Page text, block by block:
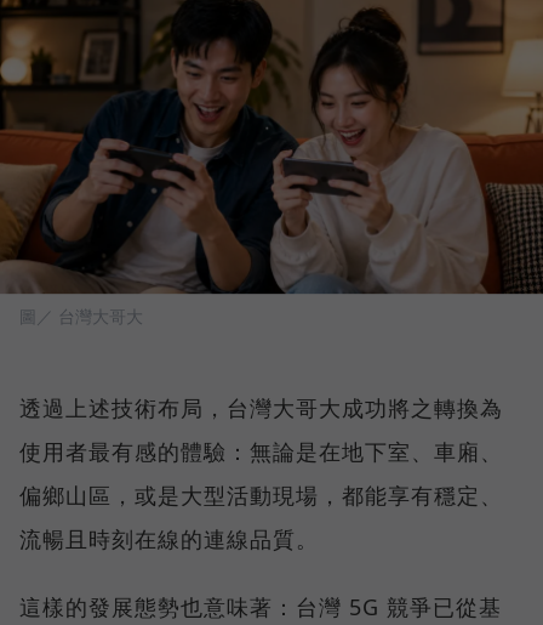
圖／ 台灣大哥大
透過上述技術布局，台灣大哥大成功將之轉換為
使用者最有感的體驗：無論是在地下室、車廂、
偏鄉山區，或是大型活動現場，都能享有穩定、
流暢且時刻在線的連線品質。
這樣的發展態勢也意味著：台灣 5G 競爭已從基